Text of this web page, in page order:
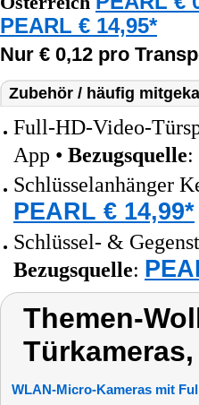
PEARL € 14,95*
Nur € 0,12 pro
Zubehör / häufig
Full-HD-Video-
App • Bezugsquelle:
Schlüsselanhänger
PEARL € 14,99*
Schlüssel- &
Bezugsquelle:
Themen-
WLAN-Micro-Kameras mit